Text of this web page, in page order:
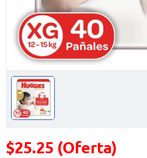
$25.25 (Oferta)